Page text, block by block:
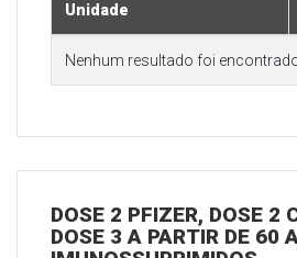
Unidade
Nenhum resultado foi
DOSE 2 PFIZER, DOSE 2
DOSE 3 A PARTIR DE 60